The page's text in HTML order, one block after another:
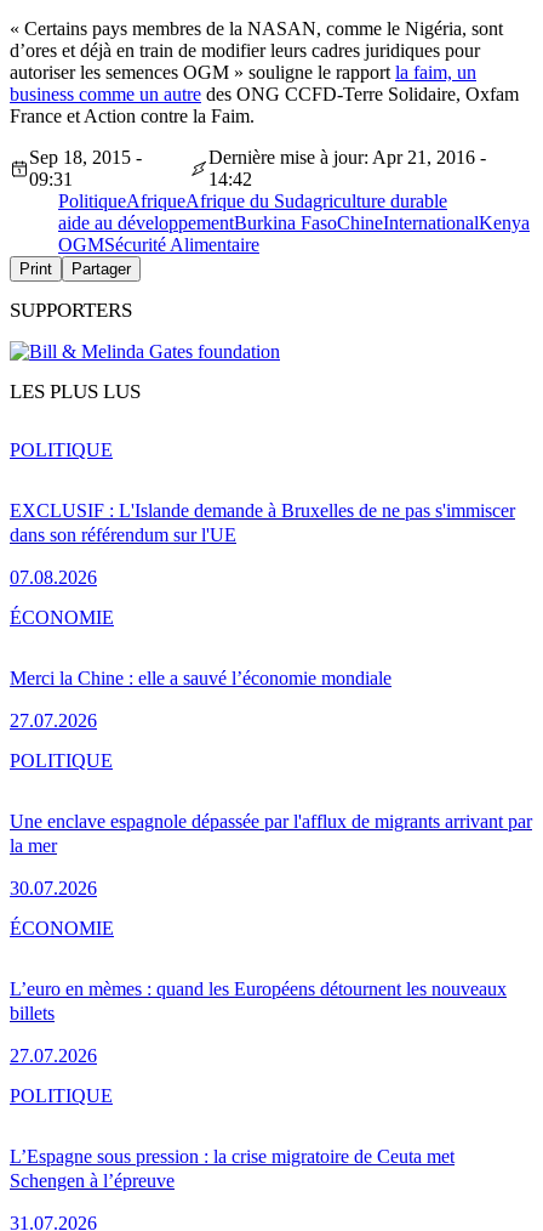
« Certains pays membres de la NASAN, comme le Nigéria, sont
d’ores et déjà en train de modifier leurs cadres juridiques pour
autoriser les semences OGM » souligne le rapport la faim, un
business comme un autre des ONG CCFD-Terre Solidaire, Oxfam
France et Action contre la Faim.
Sep 18, 2015 -
09:31
Dernière mise à jour: Apr 21, 2016 -
14:42
PolitiqueAfriqueAfrique du Sudagriculture durable
aide au développementBurkina FasoChineInternationalKenya
OGMSécurité Alimentaire
Print Partager
SUPPORTERS
LES PLUS LUS
EXCLUSIF : L'Islande demande à Bruxelles de ne pas s'immiscer
dans son référendum sur l'UE
07.08.2026
POLITIQUE
Merci la Chine : elle a sauvé l’économie mondiale
27.07.2026
ÉCONOMIE
Une enclave espagnole dépassée par l'afflux de migrants arrivant par
la mer
30.07.2026
POLITIQUE
L’euro en mèmes : quand les Européens détournent les nouveaux
billets
27.07.2026
ÉCONOMIE
L’Espagne sous pression : la crise migratoire de Ceuta met
Schengen à l’épreuve
31.07.2026
POLITIQUE